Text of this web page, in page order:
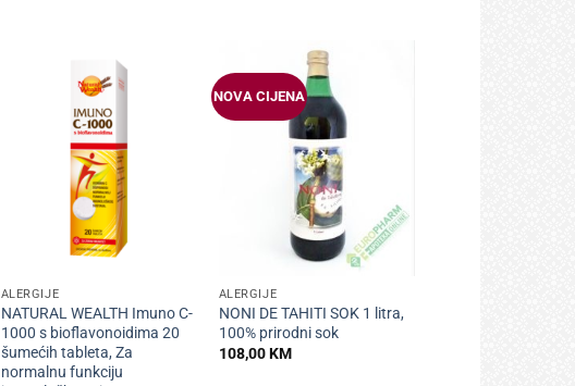
ALERGIJE
NATURAL WEALTH Imuno C-
1000 s bioflavonoidima 20
šumećih tableta, Za
normalnu funkciju
NOVA CIJENA
ALERGIJE
NONI DE TAHITI SOK 1 litra,
100% prirodni sok
108,00KM